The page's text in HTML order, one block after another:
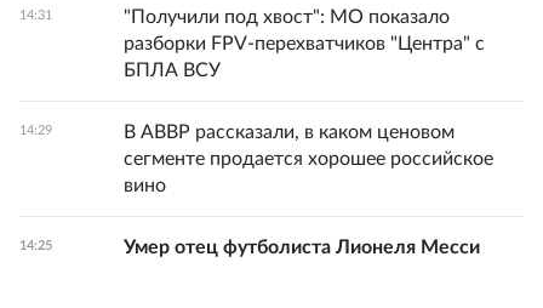
14:31
"Получили под хвост": МО показало
разборки FPV-перехватчиков "Центра" с
БПЛА ВСУ
14:29
В АВВР рассказали, в каком ценовом
сегменте продается хорошее российское
вино
14:25 Умер отец футболиста Лионеля Месси